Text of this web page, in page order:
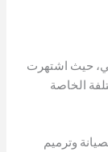
حيث اشتهرت
الخاصة
وترميم